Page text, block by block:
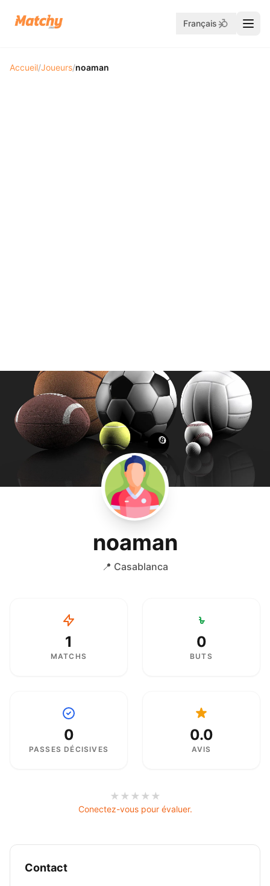
Français
Accueil/Joueurs/noaman
noaman
📍 Casablanca
1
MATCHS
0
BUTS
0
PASSES DÉCISIVES
0.0
AVIS
★ ★ ★ ★ ★
Conectez-vous pour évaluer.
Contact